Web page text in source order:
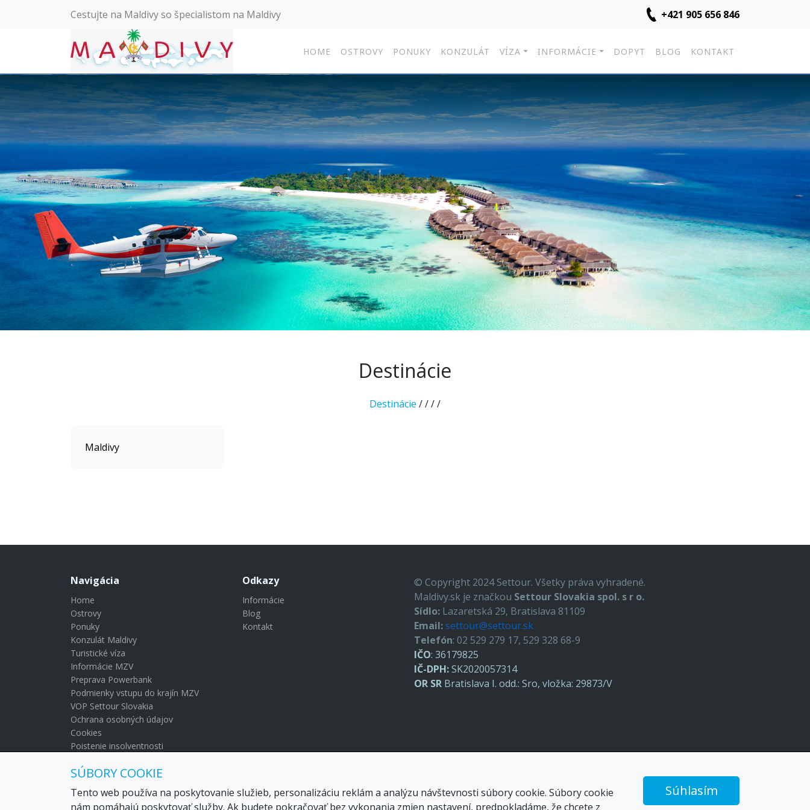
Cestujte na Maldivy so špecialistom na Maldivy +421 905 656 846
HOME OSTROVY PONUKY KONZULÁT VÍZA INFORMÁCIE DOPYT BLOG KONTAKT
Destinácie
Destinácie ////
Maldivy
Navigácia
Home
Ostrovy
Ponuky
Konzulát Maldivy
Turistické víza
Informácie MZV
Preprava Powerbank
Podmienky vstupu do krajín MZV
VOP Settour Slovakia
Ochrana osobných údajov
Cookies
Poistenie insolventnosti
Kontakt
Odkazy
Informácie
Blog
Kontakt
© Copyright 2024 Settour. Všetky práva vyhradené.
Maldivy.sk je značkou Settour Slovakia spol. s r o.
Sídlo: Lazaretská 29, Bratislava 81109
Email:settour@settour.sk
Telefón: 02 529 279 17, 529 328 68-9
IČO: 36179825
IČ-DPH:SK2020057314
OR SR Bratislava I. odd.: Sro, vložka: 29873/V
SÚBORY COOKIE
Tento web používa na poskytovanie služieb, personalizáciu reklám a analýzu návštevnosti súbory cookie. Súbory cookie
nám pomáhajú poskytovať služby. Ak budete pokračovať bez vykonania zmien nastavení, predpokladáme, že chcete z
Súhlasím